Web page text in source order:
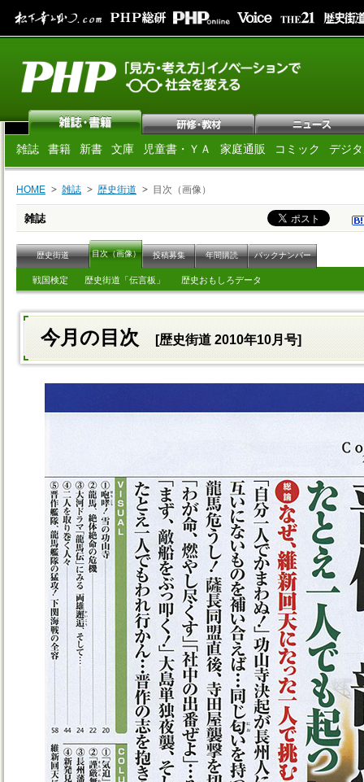
雑誌 書籍 新書 文庫 児童書・ＹＡ 家庭通販 コミック デジ
HOME 雑誌 歴史街道 目次（画像）
雑誌
歴史街道 目次（画像） 投稿募集 年間購読 バックナンバー
戦国検定 歴史街道「伝言板」 歴史おもしろデータ
今月の目次 [歴史街道 2010年10月号]